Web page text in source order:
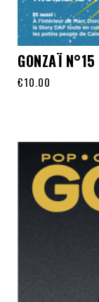
GONZAÏ N°15
€10.00